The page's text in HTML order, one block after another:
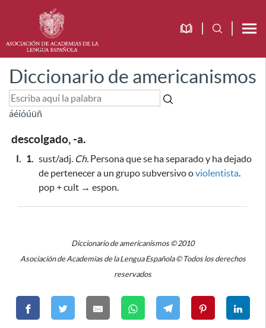
Diccionario de americanismos
áéíóúüñ
descolgado, -a.
I. 1. sust/adj. Ch. Persona que se ha separado y ha dejado
de pertenecer a un grupo subversivo oviolentista.
pop + cult → espon.
Diccionario de americanismos © 2010
Asociación de Academias de la Lengua Española © Todos los derechos
reservados